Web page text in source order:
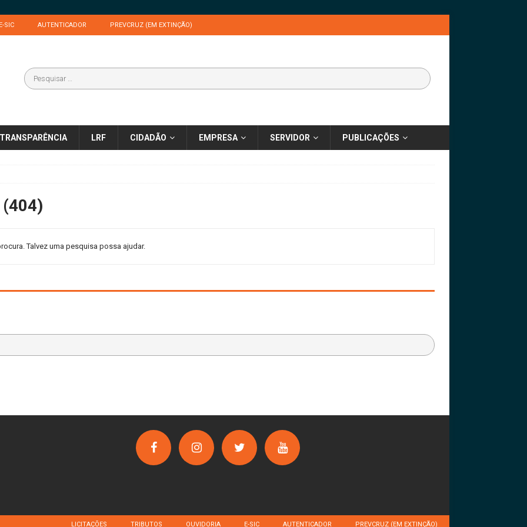
SIC AUTENTICADOR PREVCRUZ (EM EXTINÇÃO)
TRANSPARÊNCIA LRF CIDADÃO EMPRESA SERVIDOR PUBLICAÇÕES
Talvez uma pesquisa possa ajudar.
LICITAÇÕES TRIBUTOS OUVIDORIA E-SIC AUTENTICADOR PREVCRUZ (EM EXTINÇÃO)